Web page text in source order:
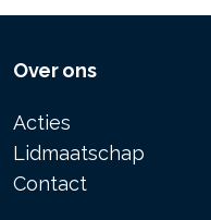
Over ons
Acties
Lidmaatschap
Contact